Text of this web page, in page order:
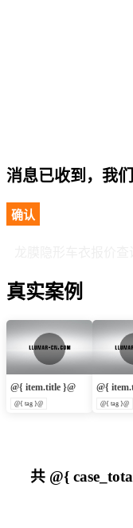
消息已收到，我
确认
真实案例
@{ item.title }@
@{ tag }@
@{
@{ tag }@
共 @{